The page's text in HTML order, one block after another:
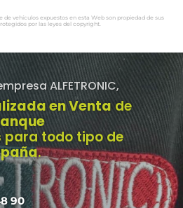
vehículos expuestos en esta Web son propiedad de sus
por las leyes del copyright.
ALFETRONIC,
en Venta de
para todo tipo de
.
90